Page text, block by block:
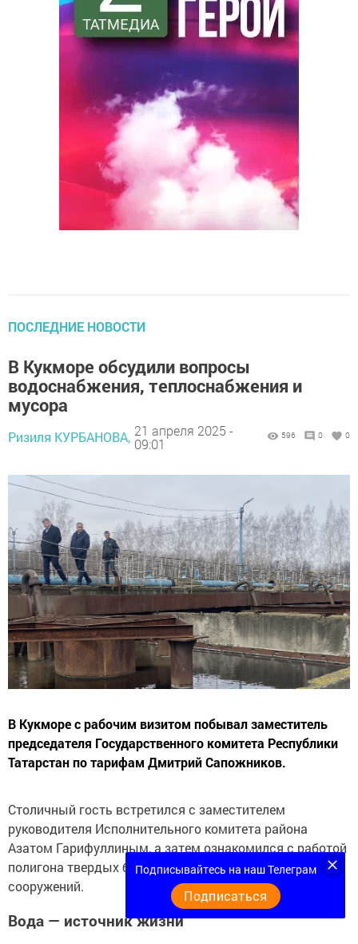
ПОСЛЕДНИЕ НОВОСТИ
В Кукморе обсудили вопросы
водоснабжения, теплоснабжения и
мусора
Ризиля КУРБАНОВА, 21 апреля 2025 -
09:01
596 0 0
В Кукморе с рабочим визитом побывал заместитель
председателя Государственного комитета Республики
Татарстан по тарифам Дмитрий Сапожников.
Столичный гость встретился с заместителем
руководителя Исполнительного комитета района
Азатом Гарифуллиным, а затем ознакомился с работой
полигона твердых бытовых отходов и очистных
сооружений.
Вода — источник жизни
Подписывайтесь на наш Телеграм
Подписаться